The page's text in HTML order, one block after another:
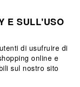
E SULL'USO
di usufruire di
online e
sul nostro sito